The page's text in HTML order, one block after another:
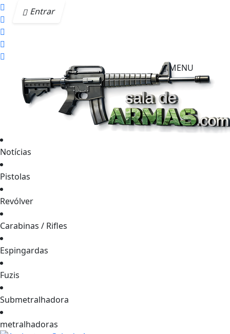
Entrar
MENU
Notícias
Pistolas
Revólver
Carabinas / Rifles
Espingardas
Fuzis
Submetralhadora
metralhadoras